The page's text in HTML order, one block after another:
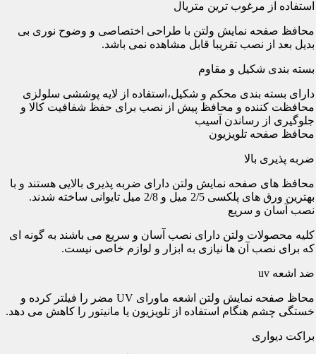
استفاده از مرغوب ترین متریال
محافظ صفحه نمایش ولتن با طراحی اختصاصی و وضوح نوری بی
بدیل بعد از نصب تقریبا قابل مشاهده نمی باشد.
بسته بندی شکیل و مقاوم
دارای بسته بندی محکم و شکیل،استفاده از لایه پوششی سلولزی
محافظت کننده و محافظ پیش از نصب برای حفظ شفافیت کالا و
جلوگیری از رساندن آسیب
محافظ صفحه تلویزیون
ضربه پذیری بالا
محافظ های صفحه نمایش ولتن دارای ضربه پذیری بالایی هستند و با
بهترین ورق های پلکسی 2/5 میل و 2/8 میل تایوانی ساخته شدند.
نصب آسان و سریع
کلیه محصولات ولتن دارای نصب آسان و سریع می باشند به گونه ای
که برای نصب آن ها نیازی به ابزار و لوازم خاصی نیست.
ضد اشعه uv
محاظ صفحه نمایش ولتن اشعه ماورای UV مضر را فیلتر کرده و
خستگی چشم هنگام استفاده از تلویزیون یا مانیتور را کاهش می دهد.
براکت دیواری